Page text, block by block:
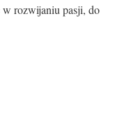
rozwijaniu pasji, do